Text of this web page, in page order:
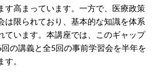
す高まっています。一方で、医療政策
は限られており、基本的な知識を体系
ています。本講座では、このギャップ
の講義と全5回の事前学習会を半年を
す。